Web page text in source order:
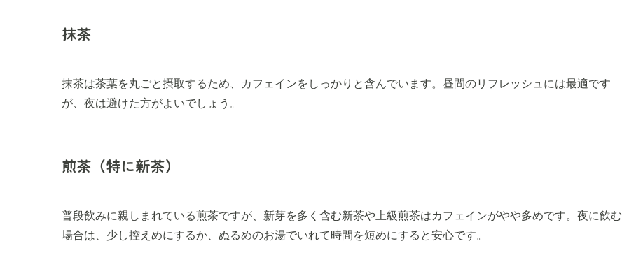
抹茶
抹茶は茶葉を丸ごと摂取するため、カフェインをしっかりと含んでいます。昼間のリフレッシュには最適です
が、夜は避けた方がよいでしょう。
煎茶（特に新茶）
普段飲みに親しまれている煎茶ですが、新芽を多く含む新茶や上級煎茶はカフェインがやや多めです。夜に飲む
場合は、少し控えめにするか、ぬるめのお湯でいれて時間を短めにすると安心です。